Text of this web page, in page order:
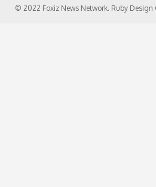
© 2022 Foxiz News Network. Ruby Design